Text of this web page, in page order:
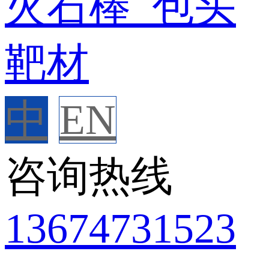
中 EN
咨询热线
13674731523